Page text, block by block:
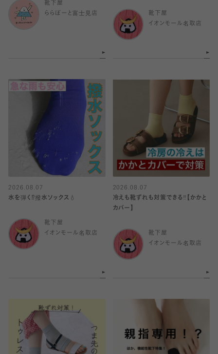
靴下屋
ららぽーと富士見店
靴下屋
イオンモール名取店
2026.08.07
水を弾く⁉️撥水ソックス💧
靴下屋
イオンモール名取店
2026.08.07
冷えも靴ずれも対策できる‼️【かかと
カバー】
靴下屋
イオンモール名取店